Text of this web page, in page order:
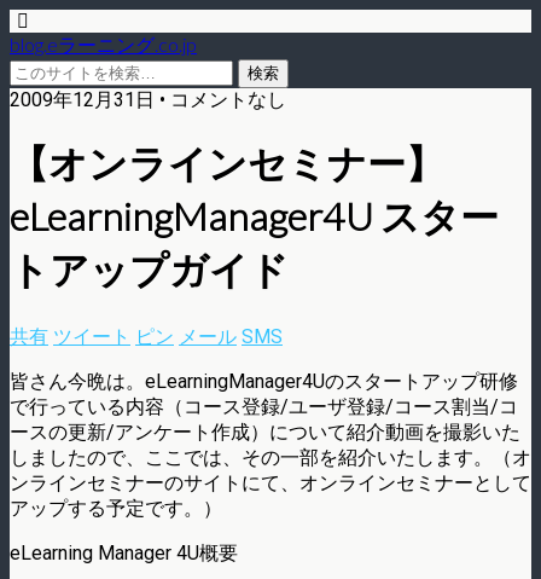
blog.eラーニング.co.jp
2009年12月31日 • コメントなし
【オンラインセミナー】
eLearningManager4U スター
トアップガイド
共有 ツイート ピン メール SMS
皆さん今晩は。eLearningManager4Uのスタートアップ研修
で行っている内容（コース登録/ユーザ登録/コース割当/コ
ースの更新/アンケート作成）について紹介動画を撮影いた
しましたので、ここでは、その一部を紹介いたします。（オ
ンラインセミナーのサイトにて、オンラインセミナーとして
アップする予定です。）
eLearning Manager 4U概要